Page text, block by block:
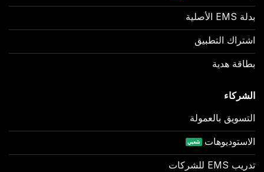
بدلة EMS الأصلية
اشتراك التطبيق
بطاقة هدية
الشركاء
التسويق بالعمولة
الاستوديوهات
تدريب EMS للشركات